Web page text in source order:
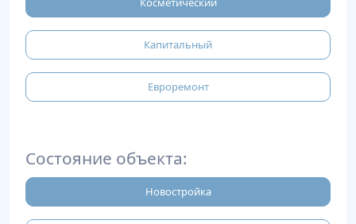
Капитальный
Евроремонт
Состояние объекта:
Новостройка